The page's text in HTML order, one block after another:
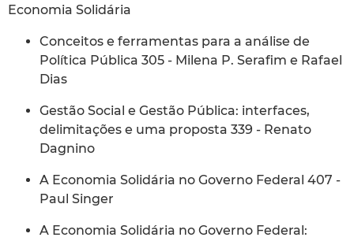
Economia Solidária
Conceitos e ferramentas para a análise de
Política Pública 305 - Milena P. Serafim e Rafael
Dias
Gestão Social e Gestão Pública: interfaces,
delimitações e uma proposta 339 - Renato
Dagnino
A Economia Solidária no Governo Federal 407 -
Paul Singer
A Economia Solidária no Governo Federal: